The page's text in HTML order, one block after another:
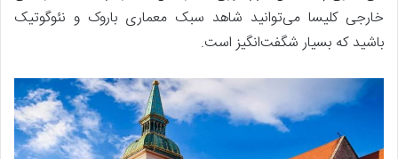
خارجی کلیسا می‌توانید شاهد سبک معماری باروک و نئوگوتیک
باشید که بسیار شگفت‌انگیز است.